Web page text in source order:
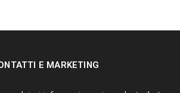
E MARKETING